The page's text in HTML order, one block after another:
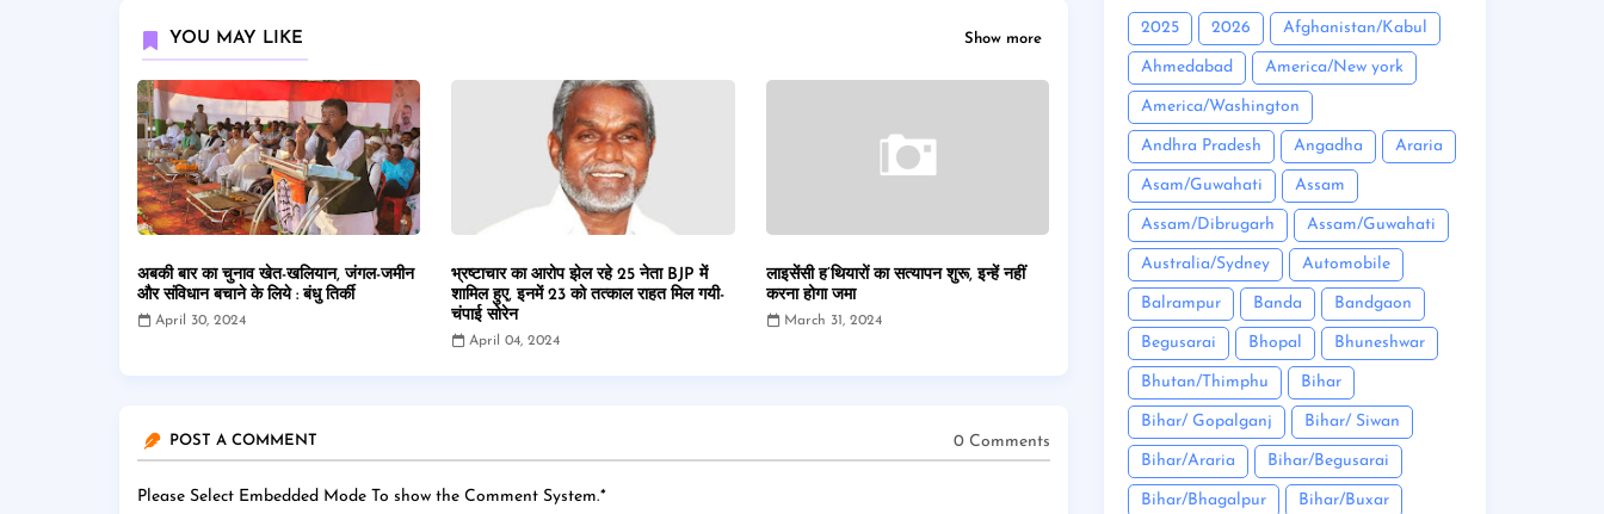
YOU MAY LIKE Show more
अबकी बार का चुनाव खेत-खलियान, जंगल-जमीन
और संविधान बचाने के लिये : बंधु तिर्की
April 30, 2024
भ्रष्टाचार का आरोप झेल रहे 25 नेता BJP में
शामिल हुए, इनमें 23 को तत्काल राहत मिल गयी-
चंपाई सोरेन
April 04, 2024
लाइसेंसी ह’थियारों का सत्यापन शुरू, इन्हें नहीं
करना होगा जमा
March 31, 2024
POST A COMMENT 0 Comments
Please Select Embedded Mode To show the Comment System.*
2025 2026 Afghanistan/Kabul
Ahmedabad America/New york
America/Washington
Andhra Pradesh Angadha Araria
Asam/Guwahati Assam
Assam/Dibrugarh Assam/Guwahati
Australia/Sydney Automobile
Balrampur Banda Bandgaon
Begusarai Bhopal Bhuneshwar
Bhutan/Thimphu Bihar
Bihar/ Gopalganj Bihar/ Siwan
Bihar/Araria Bihar/Begusarai
Bihar/Bhagalpur Bihar/Buxar